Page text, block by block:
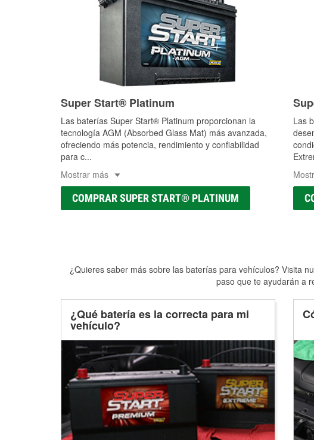
Super Start® Platinum
Las baterías Super Start® Platinum proporcionan la
tecnología AGM (Absorbed Glass Mat) más avanzada,
ofreciendo más potencia, rendimiento y confiabilidad
para c...
Mostrar más
COMPRAR SUPER START® PLATINUM
Las
¿Quieres saber más sobre las baterías para vehículos? Visita
paso que te ayudarán a
¿Qué batería es la correcta para mi
vehículo?